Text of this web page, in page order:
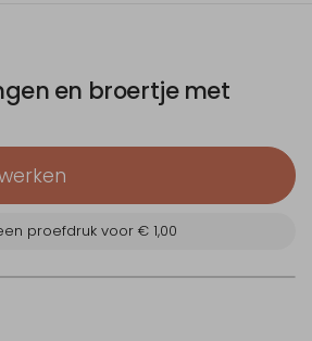
en broertje met
proefdruk voor€ 1,00